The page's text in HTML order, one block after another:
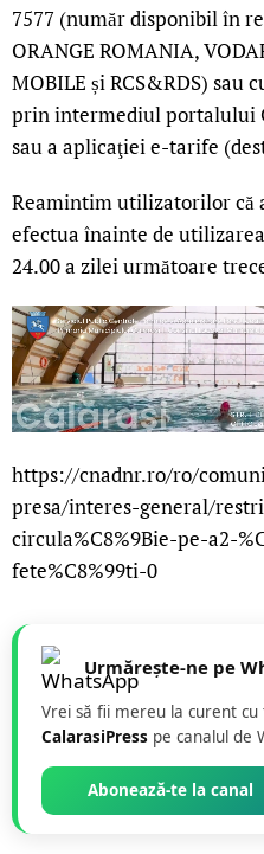
7577 (număr disponibil în
ORANGE ROMANIA,
MOBILE și RCS&RDS)
prin intermediul portalului
sau a aplicaţiei e-tarife
Reamintim utilizatorilor că
efectua înainte de
24.00 a zilei următoare
https://cnadnr.ro/ro/
presa/interes-general/
circula%C8%9Bie-pe-a2-
fete%C8%99ti-0
Urmărește-ne pe
Vrei să fii mereu la curent
CalarasiPress pe canalul de
Abonează-te la canal